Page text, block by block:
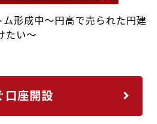
形成中～円高で売られた円建
たい～
口座開設